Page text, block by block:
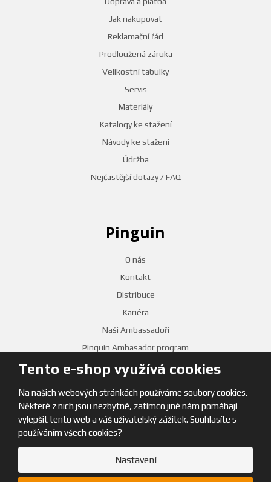
Tento e-shop využívá cookies
Na našich webových stránkách používáme soubory cookies.
Některé z nich jsou nezbytné, zatímco jiné nám pomáhají
vylepšit tento web a váš uživatelský zážitek. Souhlasíte s
používáním všech cookies?
Nastavení
Jak nakupovat
Reklamační řád
Prodloužená záruka
Velikostní tabulky
Servis
Materiály
Katalogy ke stažení
Návody ke stažení
Údržba
Nejčastější dotazy / FAQ
Pinguin
O nás
Kontakt
Distribuce
Kariéra
Naši Ambassadoři
Pinguin Ambasador program
PRODEJNY
© 2026, Pinguin